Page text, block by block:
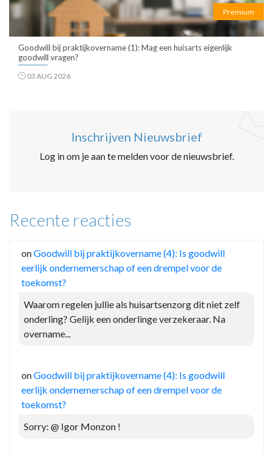
Premium
Goodwill bij praktijkovername (1): Mag een huisarts eigenlijk
goodwill vragen?
03 AUG 2026
Inschrijven Nieuwsbrief
Log in om je aan te melden voor de nieuwsbrief.
Recente reacties
onGoodwill bij praktijkovername (4): Is goodwill
eerlijk ondernemerschap of een drempel voor de
toekomst?
Waarom regelen jullie als huisartsenzorg dit niet zelf
onderling? Gelijk een onderlinge verzekeraar. Na
overname...
onGoodwill bij praktijkovername (4): Is goodwill
eerlijk ondernemerschap of een drempel voor de
toekomst?
Sorry: @ Igor Monzon !